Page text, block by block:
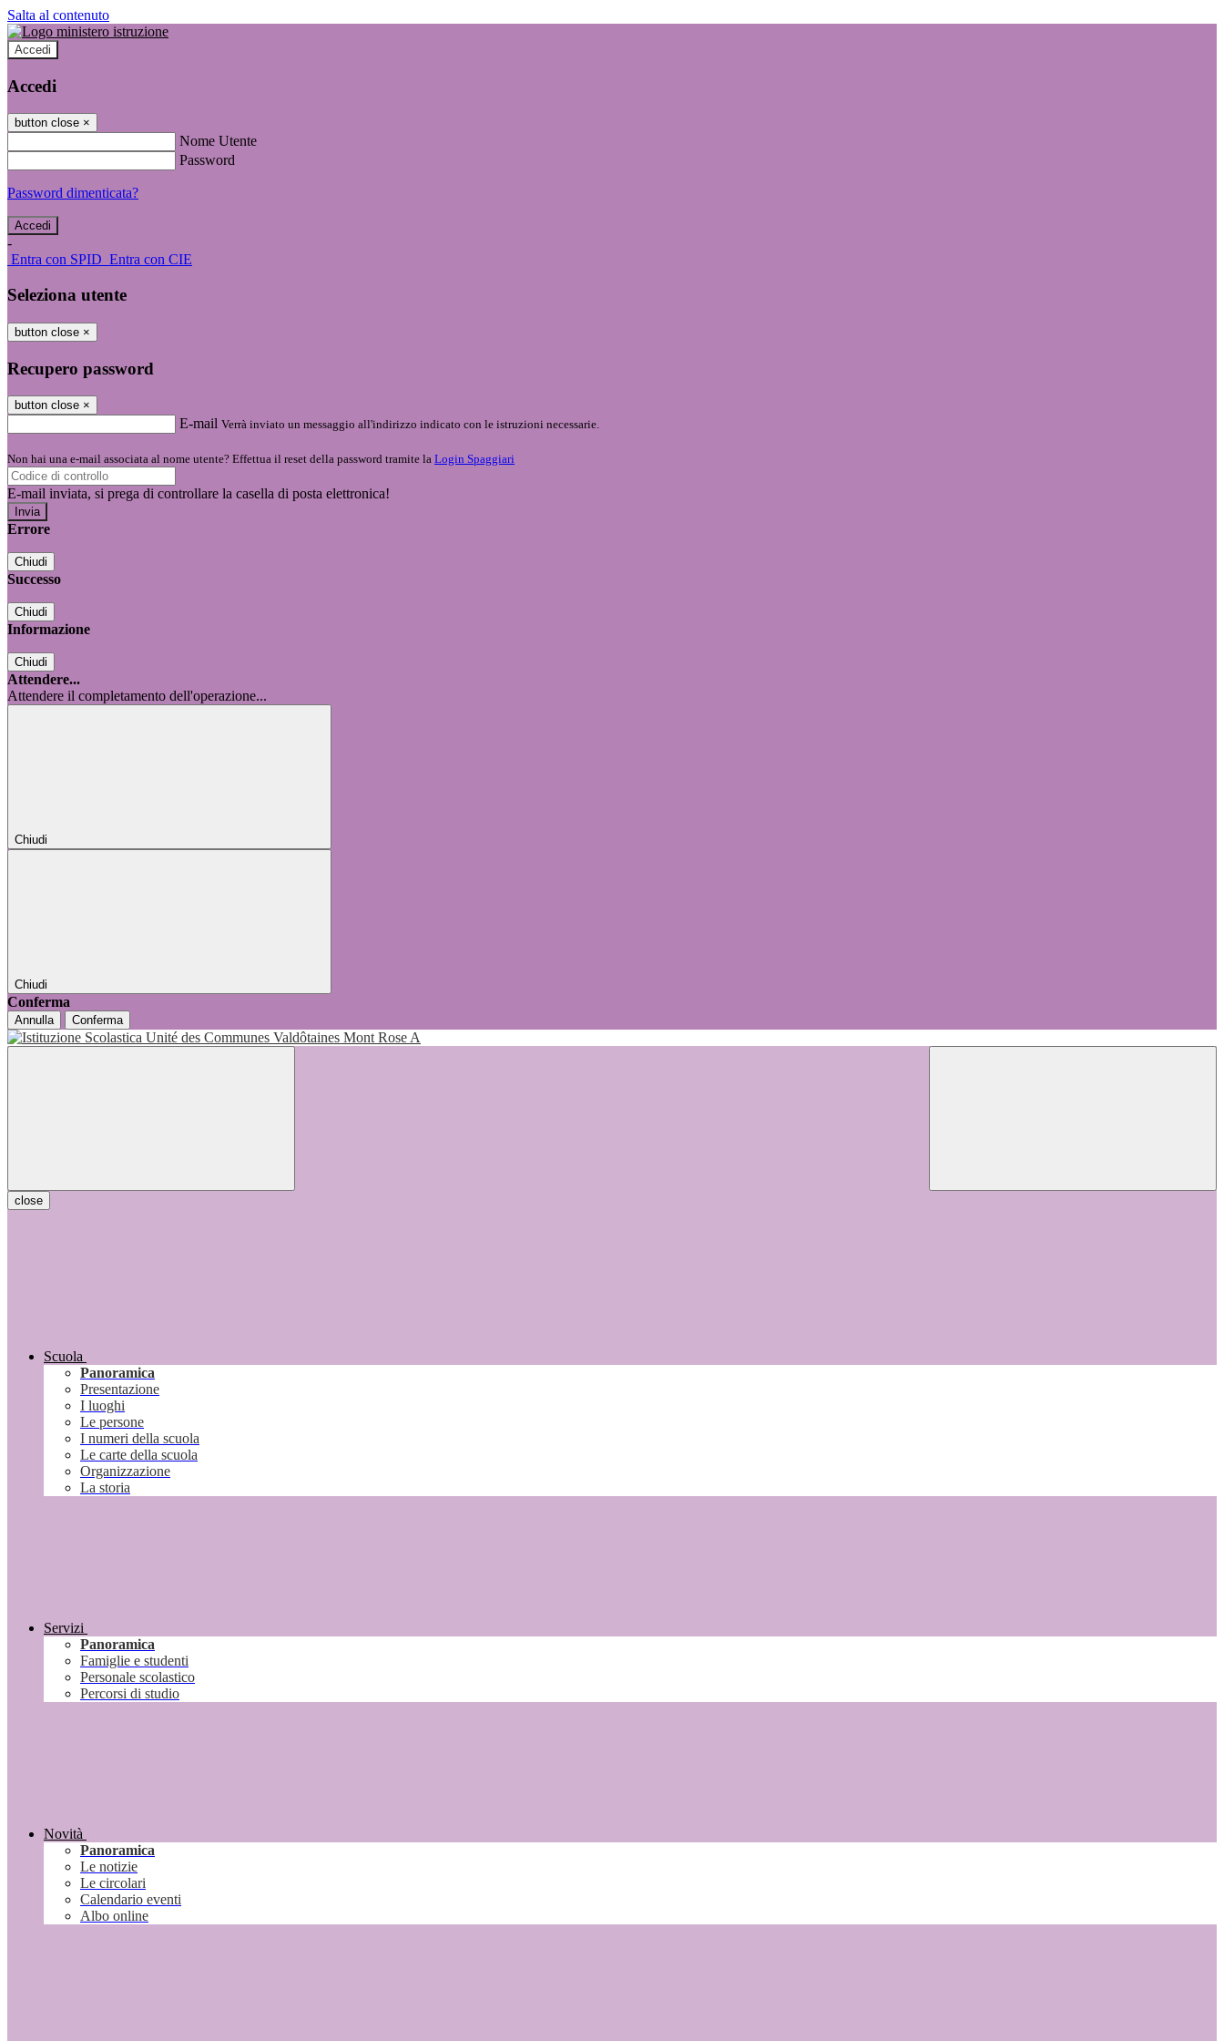
Salta al contenuto
Accedi
Accedi
button close ×
Nome Utente
Password
Password dimenticata?
-
Entra con SPID Entra con CIE
Seleziona utente
button close ×
Recupero password
button close ×
E-mail Verrà inviato un messaggio all'indirizzo indicato con le istruzioni necessarie.
Non hai una e-mail associata al nome utente? Effettua il reset della password tramite la Login Spaggiari
E-mail inviata, si prega di controllare la casella di posta elettronica!
Errore
Chiudi
Successo
Chiudi
Informazione
Chiudi
Attendere...
Attendere il completamento dell'operazione...
Chiudi
Chiudi
Conferma
Annulla Conferma
close
Scuola
Panoramica
Presentazione
I luoghi
Le persone
I numeri della scuola
Le carte della scuola
Organizzazione
La storia
Servizi
Panoramica
Famiglie e studenti
Personale scolastico
Percorsi di studio
Novità
Panoramica
Le notizie
Le circolari
Calendario eventi
Albo online